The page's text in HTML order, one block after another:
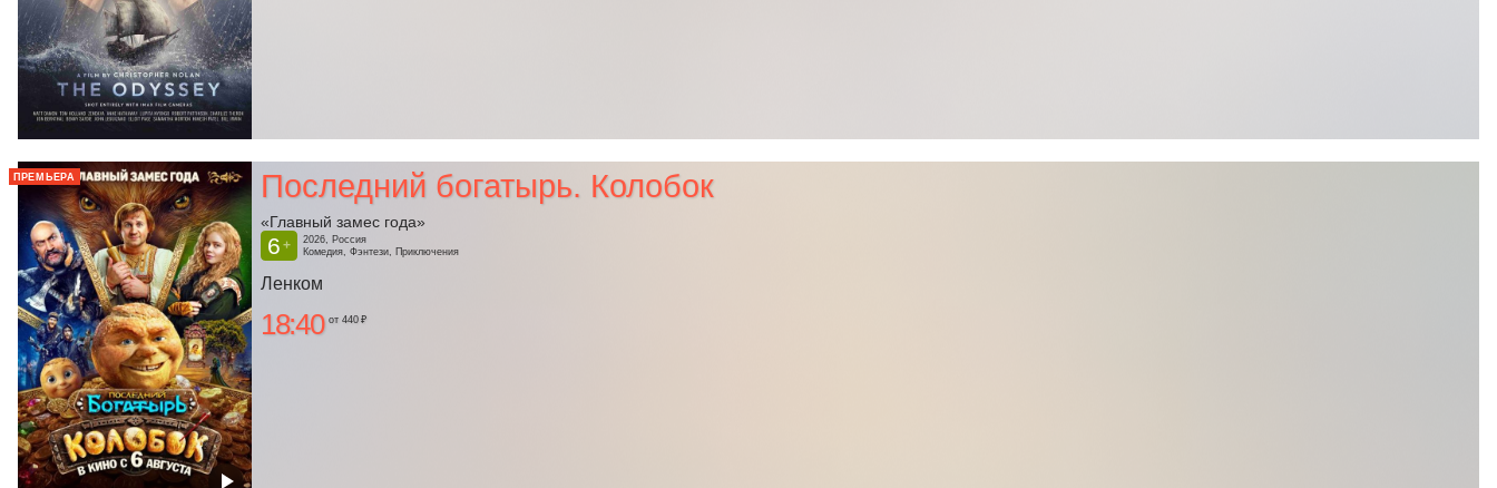
ПРЕМЬЕРА Последний богатырь. Колобок
«Главный замес года»
6 +
2026, Россия
Комедия, Фэнтези, Приключения
Ленком
18:40 от 440 ₽